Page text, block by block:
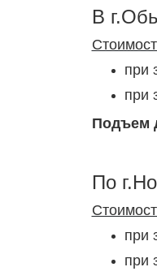
В
при
при
Подъем
По
при
при